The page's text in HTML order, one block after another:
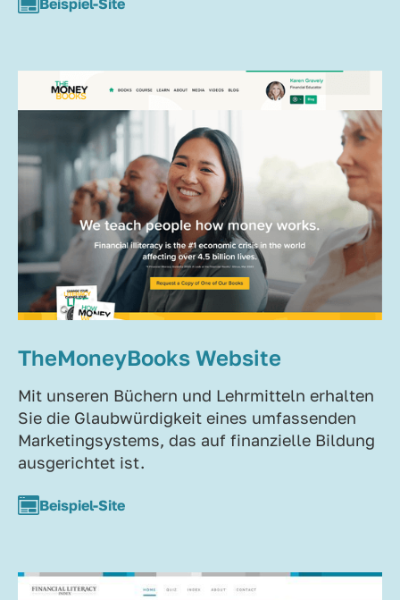
Beispiel-Site
TheMoneyBooks Website
Mit unseren Büchern und Lehrmitteln erhalten
Sie die Glaubwürdigkeit eines umfassenden
Marketingsystems, das auf finanzielle Bildung
ausgerichtet ist.
Beispiel-Site